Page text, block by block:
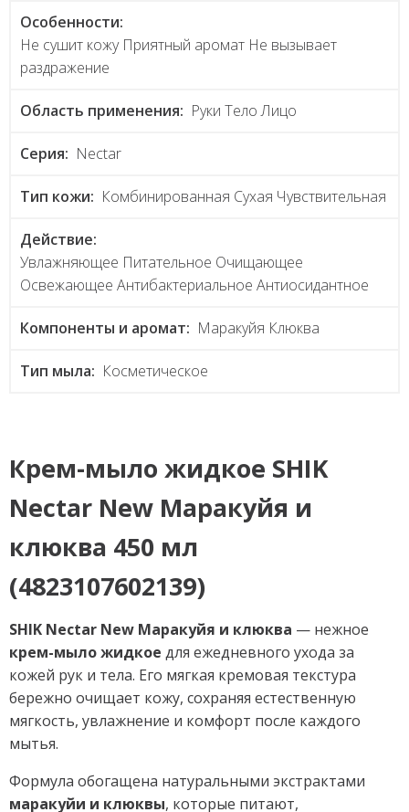
Особенности:
Не сушит кожу Приятный аромат Не вызывает
раздражение
Область применения: Руки Тело Лицо
Серия: Nectar
Тип кожи: Комбинированная Сухая Чувствительная
Действие:
Увлажняющее Питательное Очищающее
Освежающее Антибактериальное Антиосидантное
Компоненты и аромат: Маракуйя Клюква
Тип мыла: Косметическое
Крем-мыло жидкое SHIK
Nectar New Маракуйя и
клюква 450 мл
(4823107602139)
SHIK Nectar New Маракуйя и клюква — нежное
крем-мыло жидкое для ежедневного ухода за
кожей рук и тела. Его мягкая кремовая текстура
бережно очищает кожу, сохраняя естественную
мягкость, увлажнение и комфорт после каждого
мытья.
Формула обогащена натуральными экстрактами
маракуйи и клюквы, которые питают,